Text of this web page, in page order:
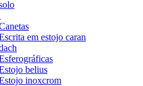
em estojo caran
belius
inoxcrom